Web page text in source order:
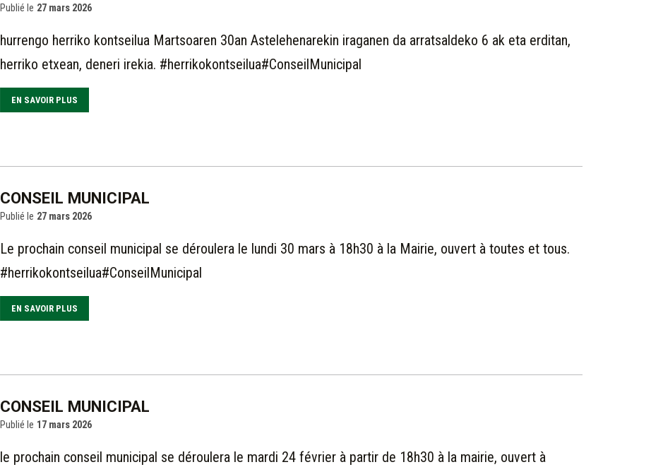
Publié le 27 mars 2026
hurrengo herriko kontseilua Martsoaren 30an Astelehenarekin iraganen da arratsaldeko 6 ak eta erditan,
herriko etxean, deneri irekia. #herrikokontseilua#ConseilMunicipal
EN SAVOIR PLUS
CONSEIL MUNICIPAL
Publié le 27 mars 2026
Le prochain conseil municipal se déroulera le lundi 30 mars à 18h30 à la Mairie, ouvert à toutes et tous.
#herrikokontseilua#ConseilMunicipal
EN SAVOIR PLUS
CONSEIL MUNICIPAL
Publié le 17 mars 2026
le prochain conseil municipal se déroulera le mardi 24 février à partir de 18h30 à la mairie, ouvert à